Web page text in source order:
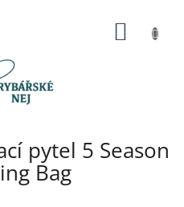
pytel 5 Season
Bag